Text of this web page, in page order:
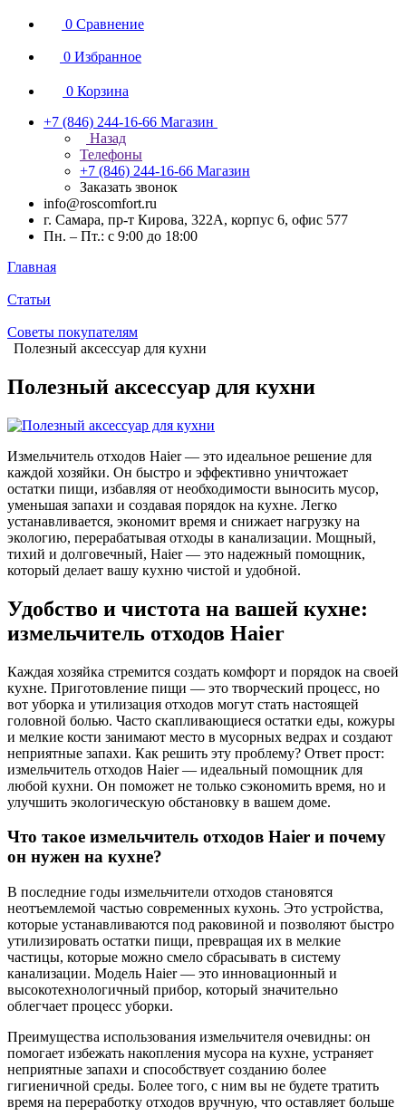
0 Сравнение
0 Избранное
0 Корзина
+7 (846) 244-16-66 Магазин
Назад
Телефоны
+7 (846) 244-16-66 Магазин
Заказать звонок
info@roscomfort.ru
г. Самара, пр-т Кирова, 322А, корпус 6, офис 577
Пн. – Пт.: с 9:00 до 18:00
Главная
Статьи
Советы покупателям
Полезный аксессуар для кухни
Полезный аксессуар для кухни
Измельчитель отходов Haier — это идеальное решение для
каждой хозяйки. Он быстро и эффективно уничтожает
остатки пищи, избавляя от необходимости выносить мусор,
уменьшая запахи и создавая порядок на кухне. Легко
устанавливается, экономит время и снижает нагрузку на
экологию, перерабатывая отходы в канализации. Мощный,
тихий и долговечный, Haier — это надежный помощник,
который делает вашу кухню чистой и удобной.
Удобство и чистота на вашей кухне:
измельчитель отходов Haier
Каждая хозяйка стремится создать комфорт и порядок на своей
кухне. Приготовление пищи — это творческий процесс, но
вот уборка и утилизация отходов могут стать настоящей
головной болью. Часто скапливающиеся остатки еды, кожуры
и мелкие кости занимают место в мусорных ведрах и создают
неприятные запахи. Как решить эту проблему? Ответ прост:
измельчитель отходов Haier — идеальный помощник для
любой кухни. Он поможет не только сэкономить время, но и
улучшить экологическую обстановку в вашем доме.
Что такое измельчитель отходов Haier и почему
он нужен на кухне?
В последние годы измельчители отходов становятся
неотъемлемой частью современных кухонь. Это устройства,
которые устанавливаются под раковиной и позволяют быстро
утилизировать остатки пищи, превращая их в мелкие
частицы, которые можно смело сбрасывать в систему
канализации. Модель Haier — это инновационный и
высокотехнологичный прибор, который значительно
облегчает процесс уборки.
Преимущества использования измельчителя очевидны: он
помогает избежать накопления мусора на кухне, устраняет
неприятные запахи и способствует созданию более
гигиеничной среды. Более того, с ним вы не будете тратить
время на переработку отходов вручную, что оставляет больше